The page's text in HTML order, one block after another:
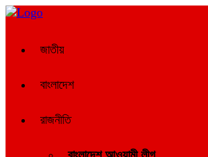
জাতীয়
বাংলাদেশ
রাজনীতি